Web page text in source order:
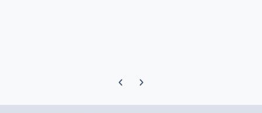
Previous carousel slide
Next carousel slide